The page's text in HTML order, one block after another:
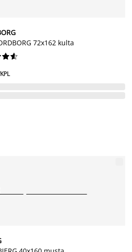
72x162 kulta


